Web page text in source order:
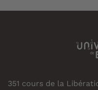
351 cours de la